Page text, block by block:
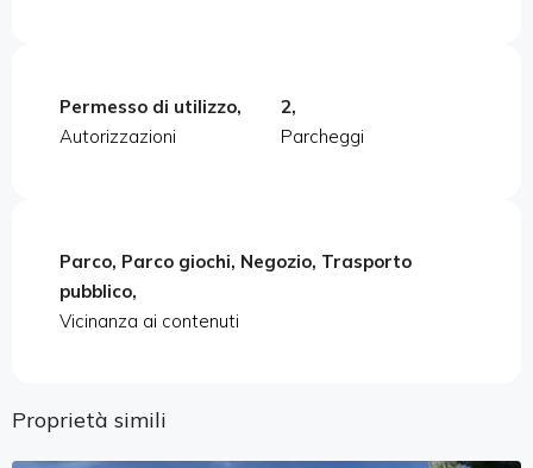
Permesso di utilizzo,
Autorizzazioni
2,
Parcheggi
Parco, Parco giochi, Negozio, Trasporto
pubblico,
Vicinanza ai contenuti
Proprietà simili